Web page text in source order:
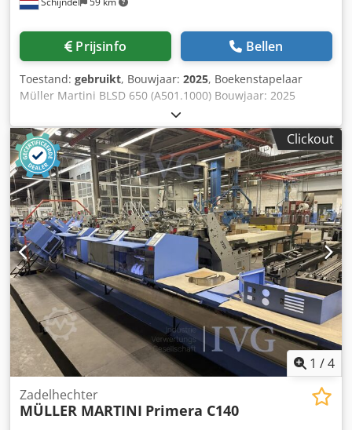
ontstaat. Breed scala aan formaten: Ontworpen voor de
handtekeningen verwerken met een lengte van: 120 tot
425 mm en een breedte van 75 tot 320 mm, en een dikte
Taakwisselingen kunnen snel en eenvoudig worden
uitgevoerd dankzij het display op het touchscreen met de
beproefde taak- en instellingswizard van Muller Martini.
Uniforme pictogrammen maken het voor
machinebedieners gemakkelijker om een overzicht van de
hele machine te krijgen. Dankzij de snelle taakwisseltijden
is de Ventura MC 160 geschikt voor zowel korte oplagen als
industriële productie in drie ploegen. Specificaties:
Maximale handtekeninglengte: 425 mm Minimale
handtekeninglengte: 120 mm Maximale
handtekeningbreedte: 320 mm Minimale
handtekeningbreedte: 75 mm Maximale dikte: 4 mm Max.
snelheid: 9.600/uur
Prijsinfo Bellen
Toestand: gebruikt, Bouwjaar: 2025, Boekenstapelaar
Müller Martini BLSD 650 (A501.1000) Bouwjaar: 2025
Omschrijving: - Compenserende boekenstapelaar - Draai-
inrichting: 90 & 180 degrees - Rollenbaanuitvoer Crodeyr E
Dkspfx Alasf
Clickout
1 /4
Zadelhechter
MÜLLER MARTINI Primera C140